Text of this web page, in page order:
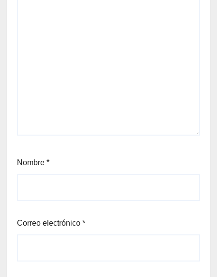
Nombre *
Correo electrónico *